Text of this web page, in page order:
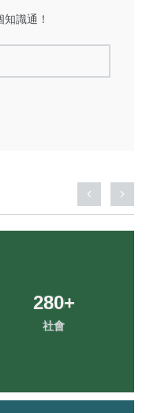
識通！
280+
社會